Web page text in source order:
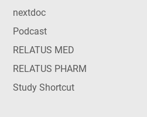
nextdoc
Podcast
RELATUS MED
RELATUS PHARM
Study Shortcut